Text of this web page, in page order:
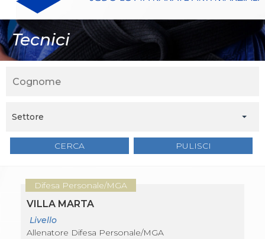
Tecnici
Giustizia Sportiva
Gare e Risultati
Archivio eventi
Dove siamo
Media
Attività Didattica
Lotta
La disciplina
Attività Didattica
Settore
CERCA PULISCI
Difesa Personale/MGA
VILLA MARTA
Livello
Allenatore Difesa Personale/MGA